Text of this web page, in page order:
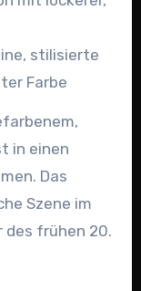
stilisierte
Farbe
in einen
Das
Szene im
frühen 20.